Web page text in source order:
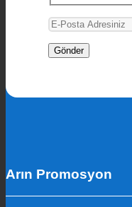
Arın Promosyon